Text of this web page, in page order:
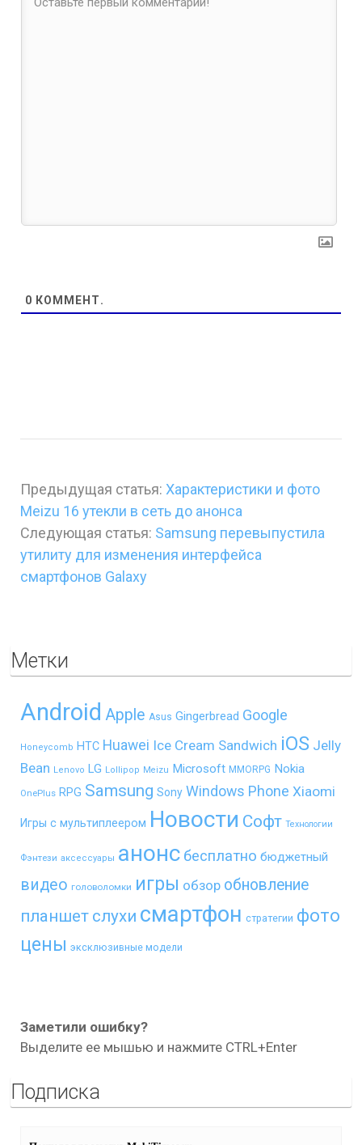
0 КОММЕНТ.
Предыдущая статья: Характеристики и фото
Meizu 16 утекли в сеть до анонса
Следующая статья: Samsung перевыпустила
утилиту для изменения интерфейса
смартфонов Galaxy
Метки
Android Apple Asus Gingerbread Google
Honeycomb HTC Huawei Ice Cream Sandwich iOS Jelly
Bean Lenovo LG Lollipop Meizu Microsoft MMORPG Nokia
OnePlus RPG Samsung Sony Windows Phone Xiaomi
Игры с мультиплеером Новости Софт Технологии
Фэнтези аксессуары анонс бесплатно бюджетный
видео головоломки игры обзор обновление
планшет слухи смартфон стратегии фото
цены эксклюзивные модели
Заметили ошибку?
Выделите ее мышью и нажмите CTRL+Enter
Подписка